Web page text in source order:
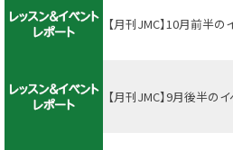
【月刊JMC】10月前半の
【月刊JMC】9月後半の